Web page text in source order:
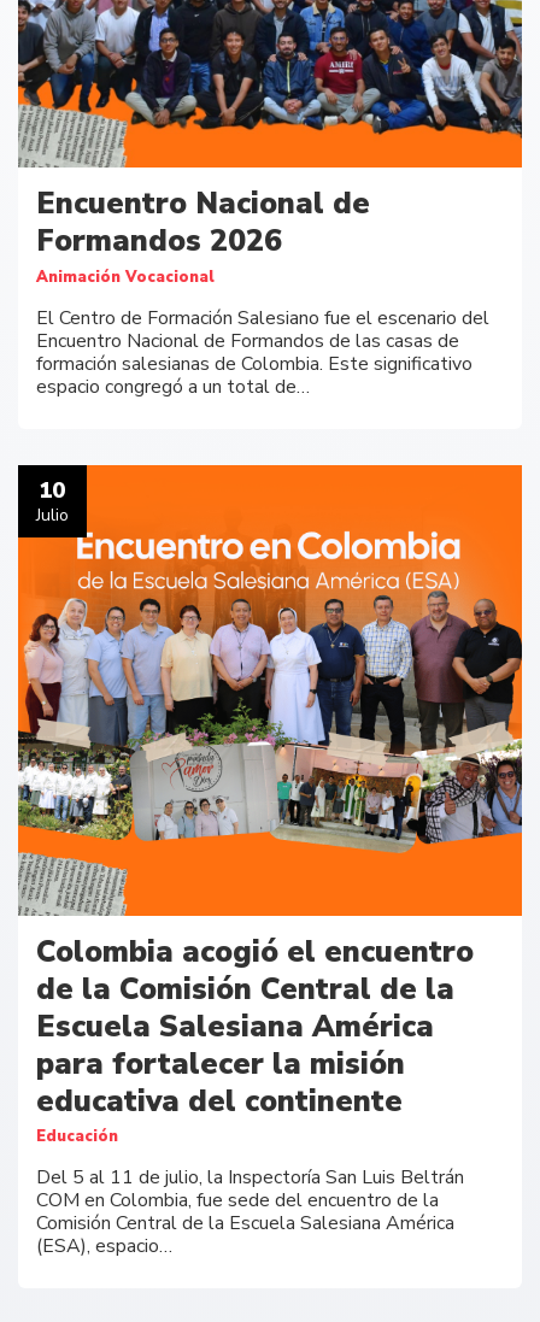
Encuentro Nacional de
Formandos 2026
Animación Vocacional
El Centro de Formación Salesiano fue el escenario del
Encuentro Nacional de Formandos de las casas de
formación salesianas de Colombia. Este significativo
espacio congregó a un total de…
10
Julio
Colombia acogió el encuentro
de la Comisión Central de la
Escuela Salesiana América
para fortalecer la misión
educativa del continente
Educación
Del 5 al 11 de julio, la Inspectoría San Luis Beltrán
COM en Colombia, fue sede del encuentro de la
Comisión Central de la Escuela Salesiana América
(ESA), espacio…